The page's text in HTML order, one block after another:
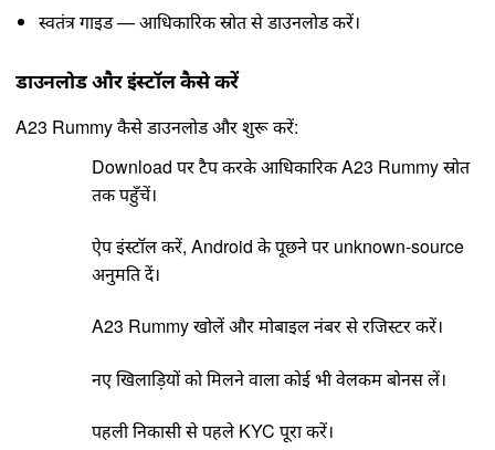
स्वतंत्र गाइड — आधिकारिक स्रोत से डाउनलोड करें।
डाउनलोड और इंस्टॉल कैसे करें
A23 Rummy कैसे डाउनलोड और शुरू करें:
Download पर टैप करके आधिकारिक A23 Rummy स्रोत
तक पहुँचें।
ऐप इंस्टॉल करें, Android के पूछने पर unknown-source
अनुमति दें।
A23 Rummy खोलें और मोबाइल नंबर से रजिस्टर करें।
नए खिलाड़ियों को मिलने वाला कोई भी वेलकम बोनस लें।
पहली निकासी से पहले KYC पूरा करें।